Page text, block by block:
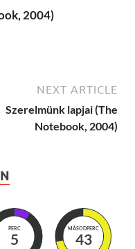
2004)
NEXT ARTICLE
Szerelmünk lapjai (The
Notebook, 2004)
PERC
5
MÁSODPERC
41